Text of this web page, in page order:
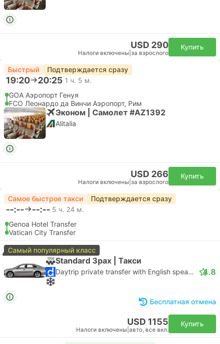
USD 290
Налоги включены за взрослого
Купить
Быстрый Подтверждается сразу
19:20 20:25 1 ч. 5 м.
GOA Аэропорт Генуя
FCO Леонардо да Винчи Аэропорт, Рим
Эконом | Самолет #AZ1392
Alitalia
USD 266
Налоги включены за взрослого
Купить
Самое быстрое такси Подтверждается сразу
--:-- --:-- 5 ч. 24 м.
Genoa Hotel Transfer
Vatican City Transfer
Самый популярный класс
Standard 3pax | Такси
Daytrip private transfer with English speaking driver 4.8
Бесплатная отмена
USD 1155
Налоги включены авто, все вкл.
Купить